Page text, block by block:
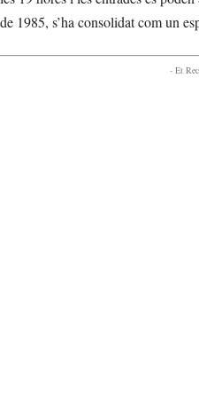
1985, s’ha consolidat com un
- Et